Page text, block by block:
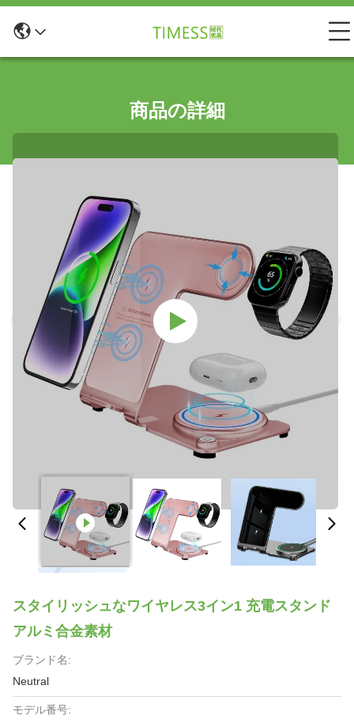
商品の詳細
スタイリッシュなワイヤレス3イン1 充電スタンド
アルミ合金素材
ブランド名:
Neutral
モデル番号: